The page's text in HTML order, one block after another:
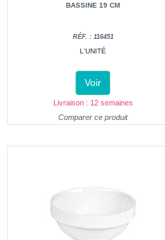
BASSINE 19 CM
RÉF. : 116451
L'UNITÉ
Voir
Livraison : 12 semaines
Comparer ce produit